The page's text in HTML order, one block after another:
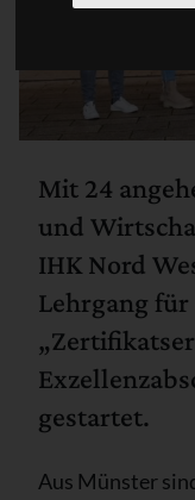
Mit 24
und
IHK Nord
Lehrgang für
gestartet.
Aus Münster